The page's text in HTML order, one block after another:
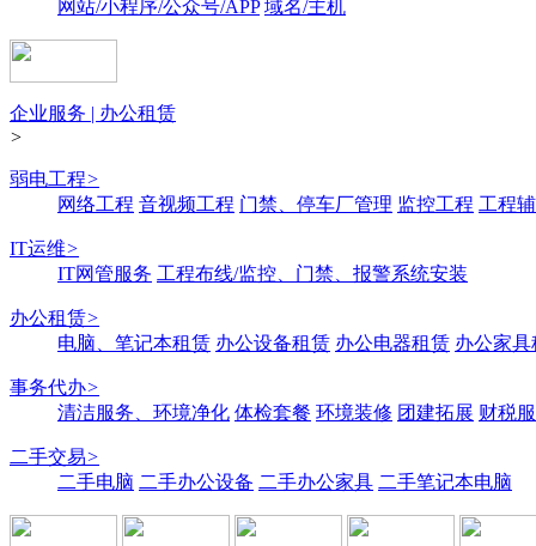
网站/小程序/公众号/APP 域名/主机
企业服务 | 办公租赁
>
弱电工程>
网络工程 音视频工程 门禁、停车厂管理 监控工程 工程
IT运维>
IT网管服务 工程布线/监控、门禁、报警系统安装
办公租赁>
电脑、笔记本租赁 办公设备租赁 办公电器租赁 办公家具
事务代办>
清洁服务、环境净化 体检套餐 环境装修 团建拓展 财税
二手交易>
二手电脑 二手办公设备 二手办公家具 二手笔记本电脑